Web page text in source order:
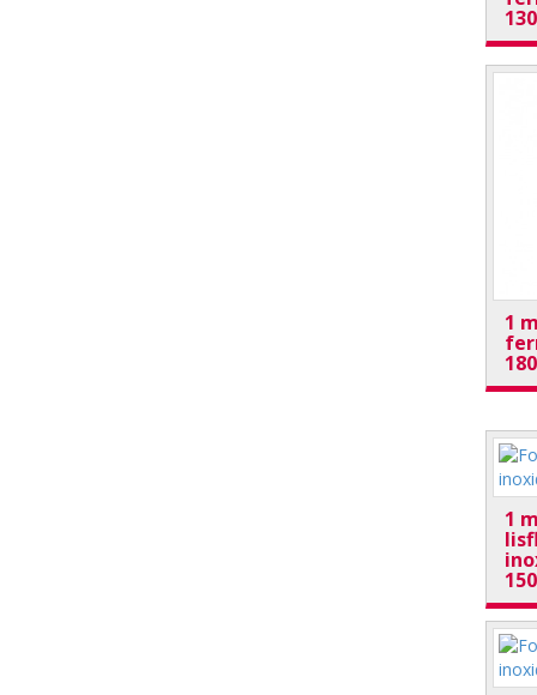
1
1